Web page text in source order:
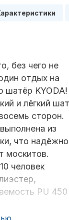
без чего не
отдых на
шатёр KYODA!
и лёгкий
сторон.
из
что надёжно
москитов.
человек
PU